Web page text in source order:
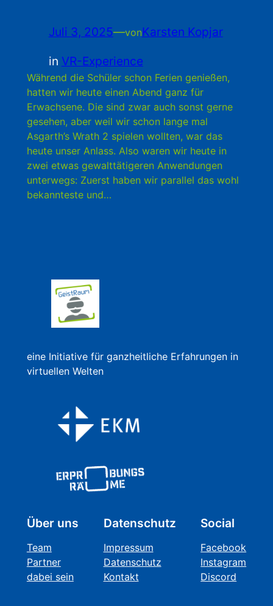
Juli 3, 2025—vonKarsten Kopjar
in VR-Experience
Während die Schüler schon Ferien genießen,
hatten wir heute einen Abend ganz für
Erwachsene. Die sind zwar auch sonst gerne
gesehen, aber weil wir schon lange mal
Asgarth’s Wrath 2 spielen wollten, war das
heute unser Anlass. Also waren wir heute in
zwei etwas gewalttätigeren Anwendungen
unterwegs: Zuerst haben wir parallel das wohl
bekannteste und…
eine Initiative für ganzheitliche Erfahrungen in
virtuellen Welten
Über uns
Team
Partner
dabei sein
Datenschutz
Impressum
Datenschutz
Kontakt
Social
Facebook
Instagram
Discord